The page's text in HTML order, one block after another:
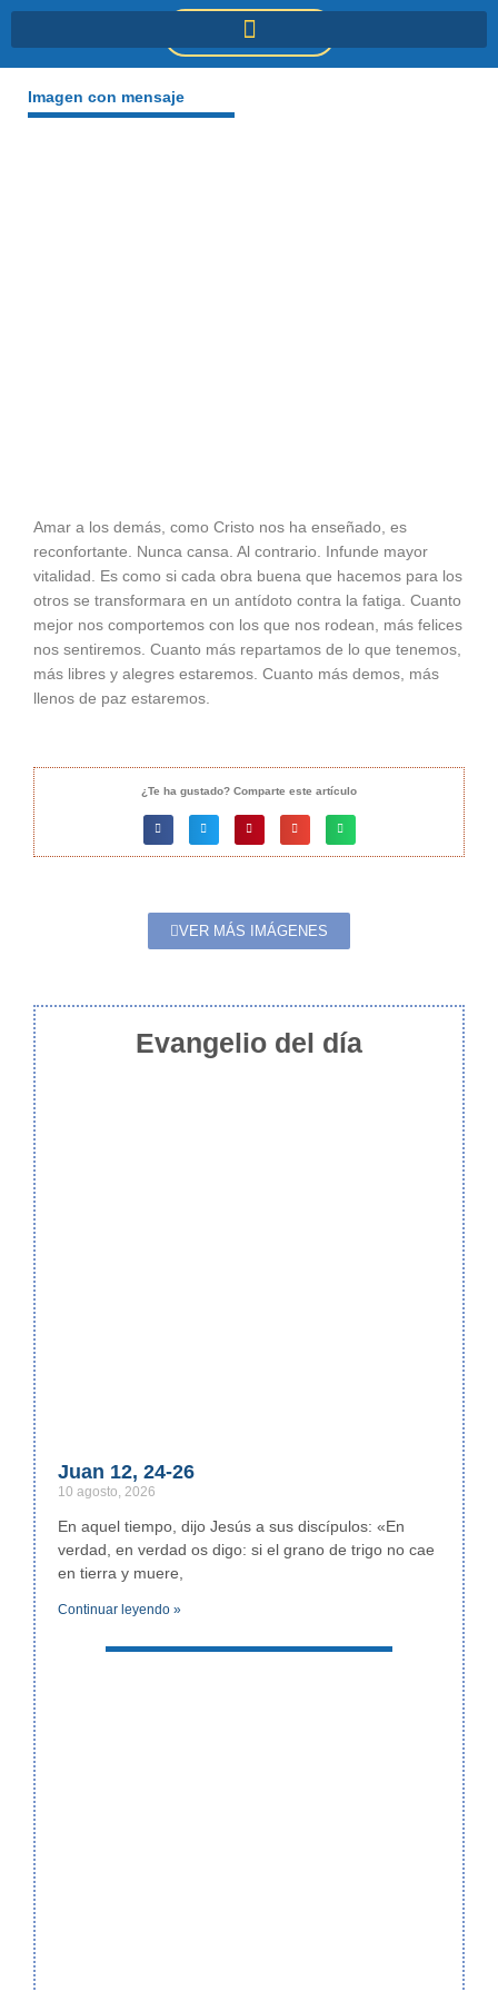
DONACIONES
Imagen con mensaje
Amar a los demás, como Cristo nos ha enseñado, es
reconfortante. Nunca cansa. Al contrario. Infunde mayor
vitalidad. Es como si cada obra buena que hacemos para los
otros se transformara en un antídoto contra la fatiga. Cuanto
mejor nos comportemos con los que nos rodean, más felices
nos sentiremos. Cuanto más repartamos de lo que tenemos,
más libres y alegres estaremos. Cuanto más demos, más
llenos de paz estaremos.
¿Te ha gustado? Comparte este artículo
VER MÁS IMÁGENES
Evangelio del día
Juan 12, 24-26
10 agosto, 2026
En aquel tiempo, dijo Jesús a sus discípulos: «En
verdad, en verdad os digo: si el grano de trigo no cae
en tierra y muere,
Continuar leyendo »